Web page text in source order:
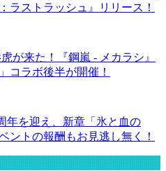
ラストラッシュ』リリース！
が来た！『鋼嵐 - メカラシ』
コラボ後半が開催！
年を迎え、新章「氷と血の
ントの報酬もお見逃し無く！